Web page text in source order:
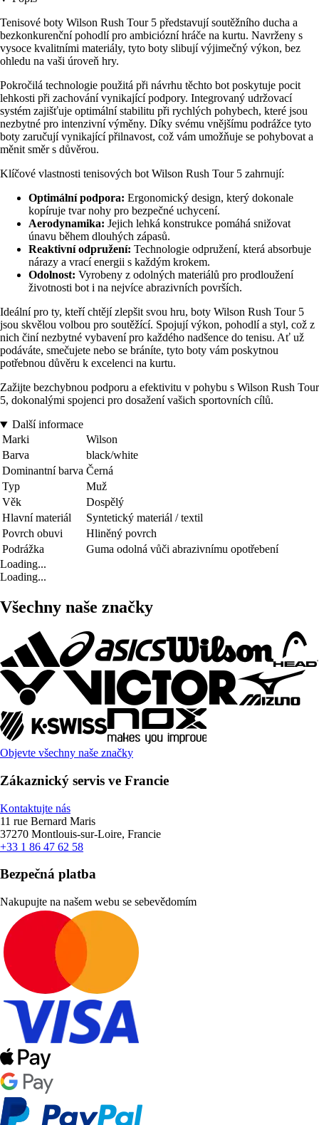
Tenisové boty Wilson Rush Tour 5 představují soutěžního ducha a
bezkonkurenční pohodlí pro ambiciózní hráče na kurtu. Navrženy s
vysoce kvalitními materiály, tyto boty slibují výjimečný výkon, bez
ohledu na vaši úroveň hry.
Pokročilá technologie použitá při návrhu těchto bot poskytuje pocit
lehkosti při zachování vynikající podpory. Integrovaný udržovací
systém zajišťuje optimální stabilitu při rychlých pohybech, které jsou
nezbytné pro intenzivní výměny. Díky svému vnějšímu podrážce tyto
boty zaručují vynikající přilnavost, což vám umožňuje se pohybovat a
měnit směr s důvěrou.
Klíčové vlastnosti tenisových bot Wilson Rush Tour 5 zahrnují:
Optimální podpora: Ergonomický design, který dokonale
kopíruje tvar nohy pro bezpečné uchycení.
Aerodynamika: Jejich lehká konstrukce pomáhá snižovat
únavu během dlouhých zápasů.
Reaktivní odpružení: Technologie odpružení, která absorbuje
nárazy a vrací energii s každým krokem.
Odolnost: Vyrobeny z odolných materiálů pro prodloužení
životnosti bot i na nejvíce abrazivních površích.
Ideální pro ty, kteří chtějí zlepšit svou hru, boty Wilson Rush Tour 5
jsou skvělou volbou pro soutěžící. Spojují výkon, pohodlí a styl, což z
nich činí nezbytné vybavení pro každého nadšence do tenisu. Ať už
podáváte, smečujete nebo se bráníte, tyto boty vám poskytnou
potřebnou důvěru k excelenci na kurtu.
Zažijte bezchybnou podporu a efektivitu v pohybu s Wilson Rush Tour
5, dokonalými spojenci pro dosažení vašich sportovních cílů.
Další informace
Marki
Wilson
Barva
black/white
Dominantní barva Černá
Typ
Muž
Věk
Dospělý
Hlavní materiál
Syntetický materiál / textil
Povrch obuvi
Hliněný povrch
Podrážka
Guma odolná vůči abrazivnímu opotřebení
Loading...
Loading...
Všechny naše značky
Objevte všechny naše značky
Zákaznický servis ve Francie
Kontaktujte nás
11 rue Bernard Maris
37270 Montlouis-sur-Loire, Francie
+33 1 86 47 62 58
Bezpečná platba
Nakupujte na našem webu se sebevědomím